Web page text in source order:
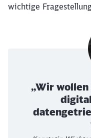
wichtige
„Wir